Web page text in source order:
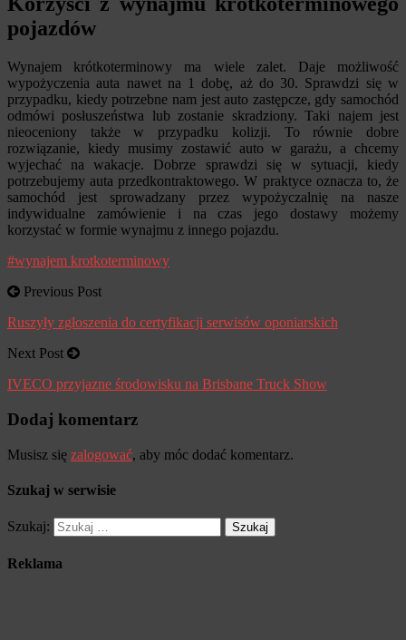
pojazdów
Wynajem krótkoterminowy ma wiele zalet. Daje możliwość
wypożyczenia auta nawet na 1 dobę, aż do 30. Sprawdzi się w
przypadku, kiedy potrzebne nam jest auto zastępcze, gdy samochód
odmówi posłuszeństwa lub zostanie skradziony. Taki najem jest
nieoceniony także w przypadku kolizji. To równie dobre
rozwiązanie, kiedy musimy zostawić auto w garażu, a chcemy
wyjechać na wakacje. Dobrze sprawdzi się w sytuacji, kiedy
potrzebujemy auta przedkontraktowego. W praktyce oznacza to, że
samochód jest sprowadzany przez wypożyczalnię na nasze
indywidualne zamówienie i na czas jego dostawy możemy
korzystać w formie wynajmu z innego pojazdu.
#wynajem krotkoterminowy
Previous Post
Ruszyły zgłoszenia do certyfikacji serwisów oponiarskich
Next Post
IVECO przyjazne środowisku na Brisbane Truck Show
Dodaj komentarz
Musisz się zalogować, aby móc dodać komentarz.
Szukaj w serwisie
Szukaj:
Reklama